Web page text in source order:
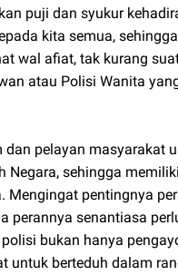
puji dan syukur
kita semua,
wal afiat, tak kurang
atau Polisi Wanita
pelayan masyarakat
Negara, sehingga
Mengingat pentingnya
perannya senantiasa
bukan hanya
untuk berteduh dalam